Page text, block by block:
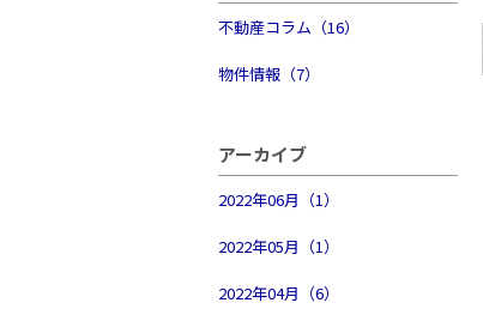
不動産コラム（16）
物件情報（7）
アーカイブ
2022年06月（1）
2022年05月（1）
2022年04月（6）